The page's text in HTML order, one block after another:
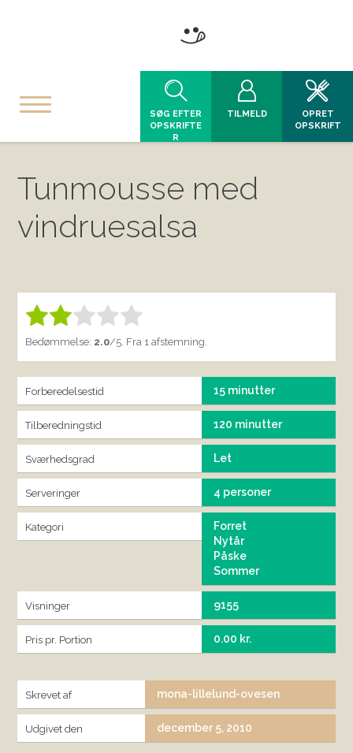
SØG EFTER
OPSKRIFTE
R
TILMELD
OPRET
OPSKRIFT
Tunmousse med
vindruesalsa
Bedøm denne vare: 1.00
Bedømmelse: 2.0/5. Fra 1 afstemning.
Forberedelsestid 15 minutter
Tilberedningstid 120 minutter
Sværhedsgrad Let
Serveringer 4 personer
Kategori
Forret
Nytår
Påske
Sommer
Visninger 9155
Pris pr. Portion 0.00 kr.
Skrevet af mona-lillelund-ovesen
Udgivet den december 5, 2010